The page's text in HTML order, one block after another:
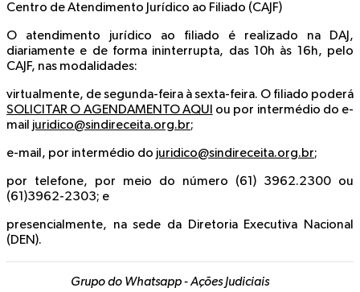
Centro de Atendimento Jurídico ao Filiado (CAJF)
O atendimento jurídico ao filiado é realizado na DAJ,
diariamente e de forma ininterrupta, das 10h às 16h, pelo
CAJF, nas modalidades:
virtualmente, de segunda-feira à sexta-feira. O filiado poderá
SOLICITAR O AGENDAMENTO AQUI ou por intermédio do e-
mail juridico@sindireceita.org.br;
e-mail, por intermédio do juridico@sindireceita.org.br;
por telefone, por meio do número (61) 3962.2300 ou
(61)3962-2303; e
presencialmente, na sede da Diretoria Executiva Nacional
(DEN).
Grupo do Whatsapp - Ações Judiciais